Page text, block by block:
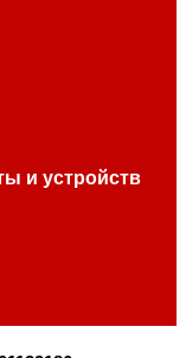
и устройств